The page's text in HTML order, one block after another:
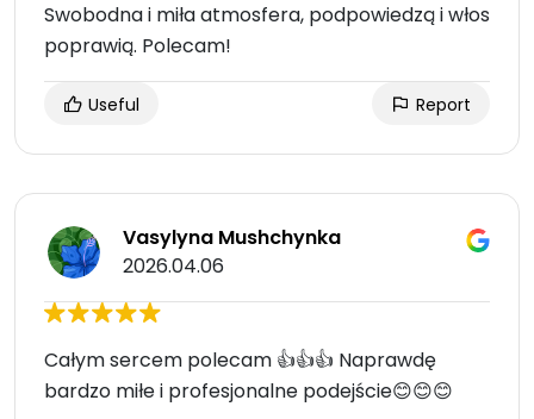
Swobodna i miła atmosfera, podpowiedzą i włos
poprawią. Polecam!
Useful Report
Vasylyna Mushchynka
2026.04.06
Całym sercem polecam 👍👍👍 Naprawdę
bardzo miłe i profesjonalne podejście😊😊😊